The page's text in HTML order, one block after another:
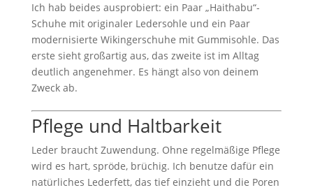
Ich hab beides ausprobiert: ein Paar „Haithabu“-
Schuhe mit originaler Ledersohle und ein Paar
modernisierte Wikingerschuhe mit Gummisohle. Das
erste sieht großartig aus, das zweite ist im Alltag
deutlich angenehmer. Es hängt also von deinem
Zweck ab.
Pflege und Haltbarkeit
Leder braucht Zuwendung. Ohne regelmäßige Pflege
wird es hart, spröde, brüchig. Ich benutze dafür ein
natürliches Lederfett, das tief einzieht und die Poren